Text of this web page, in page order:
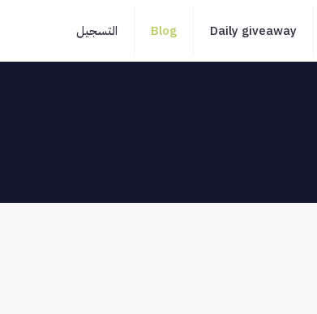
Daily giveaway
Blog التسجيل